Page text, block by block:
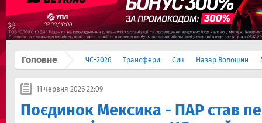
Головне ЧС-2026 Трансфери Сич Назар Волошин
11 червня 2026 22:09
Поєдинок Мексика - ПАР став